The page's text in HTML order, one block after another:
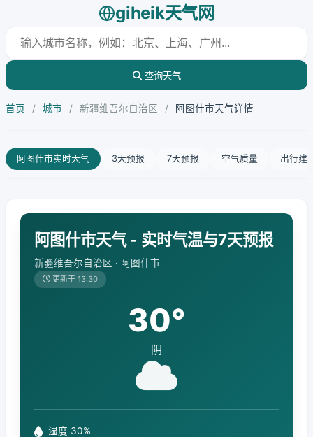
giheik天气网
查询天气
首页 / 城市 / 新疆维吾尔自治区 / 阿图什市天气详情
阿图什市实时天气 3天预报 7天预报 空气质量 出行建
阿图什市天气 - 实时气温与7天预报
新疆维吾尔自治区 · 阿图什市
更新于 13:30
30°
阴
湿度 30%